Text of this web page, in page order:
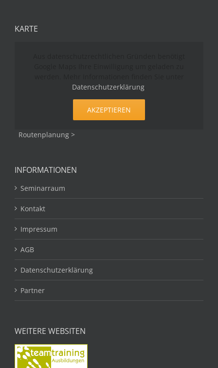
KARTE
Datenschutzerklärung.
AKZEPTIEREN
Routenplanung >
INFORMATIONEN
Seminarraum
Kontakt
Impressum
AGB
Datenschutzerklärung
Partner
WEITERE WEBSITEN